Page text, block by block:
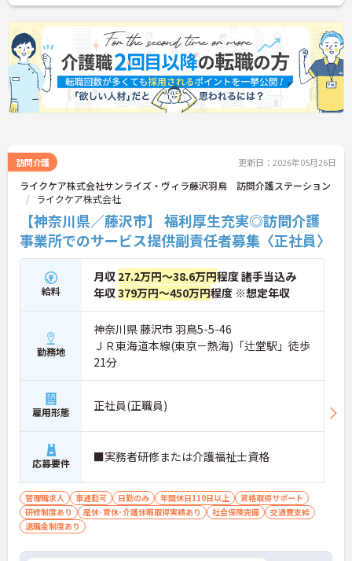
訪問介護 更新日：2026年05月26日
ライクケア株式会社サンライズ・ヴィラ藤沢羽鳥 訪問介護ステーション
ライクケア株式会社
【神奈川県／藤沢市】 福利厚生充実◎訪問介護
事業所でのサービス提供副責任者募集〈正社員〉
給料
月収 27.2万円～38.6万円程度 諸手当込み
年収379万円～450万円程度 ※想定年収
勤務地
神奈川県 藤沢市 羽鳥5-5-46
ＪＲ東海道本線(東京－熱海)「辻堂駅」徒歩
21分
雇用形態 正社員(正職員)
応募要件 ■実務者研修または介護福祉士資格
管理職求人 車通勤可 日勤のみ 年間休日110日以上
資格取得サポート
研修制度あり
産休･育休･介護休暇取得実績あり 社会保険完備
交通費支給
退職金制度あり